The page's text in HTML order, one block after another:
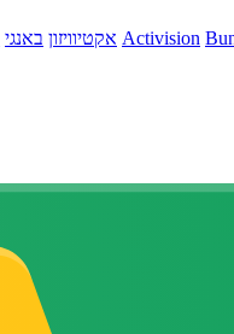
Activision אקטיוויזון באנגי